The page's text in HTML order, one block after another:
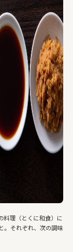
料理（とくに和食）に
。それぞれ、次の調味